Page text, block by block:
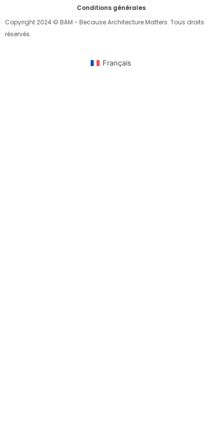
Conditions générales
Copyright 2024 © BAM - Because Architecture Matters. Tous droits
réservés.
Français